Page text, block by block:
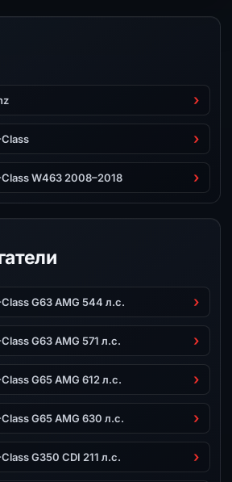
W463 2008–2018
G63 AMG 544 л.с.
G63 AMG 571 л.с.
G65 AMG 612 л.с.
G65 AMG 630 л.с.
G350 CDI 211 л.с.